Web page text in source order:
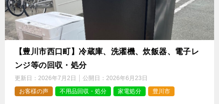
【豊川市西口町】冷蔵庫、洗濯機、炊飯器、電子レ
ンジ等の回収・処分
更新日： 2026年7月2日 公開日： 2026年6月23日
お客様の声
不用品回収・処分 家電処分 豊川市